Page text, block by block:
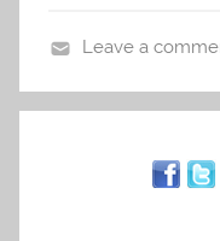
l
Leave a